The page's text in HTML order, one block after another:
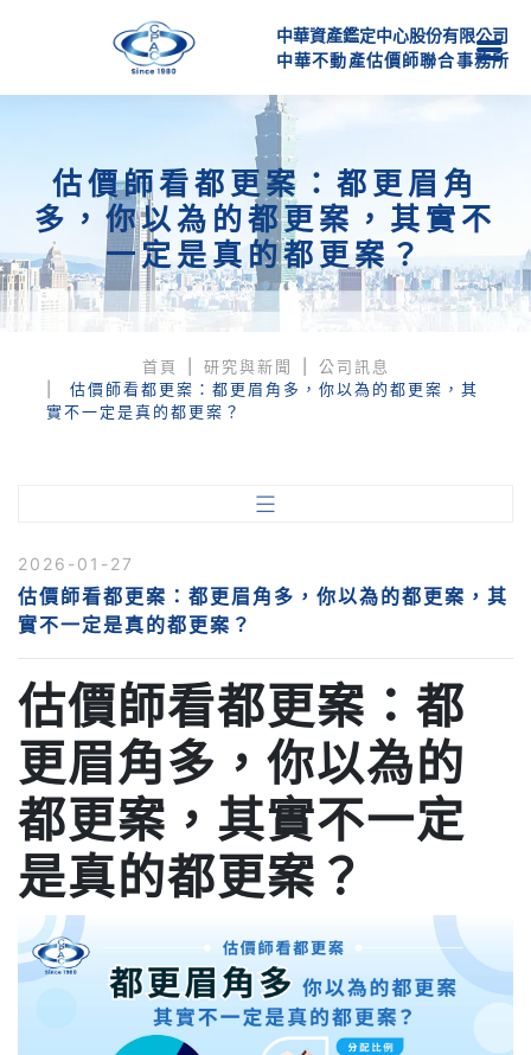
中華資產鑑定中心股份有限公司
中華不動產估價師聯合事務所
估價師看都更案：都更眉角
多，你以為的都更案，其實不
一定是真的都更案？
首頁 研究與新聞
公司訊息
估價師看都更案：都更眉角多，你以為的都更案，其
實不一定是真的都更案？
2026-01-27
估價師看都更案：都更眉角多，你以為的都更案，其
實不一定是真的都更案？
估價師看都更案：都
更眉角多，你以為的
都更案，其實不一定
是真的都更案？